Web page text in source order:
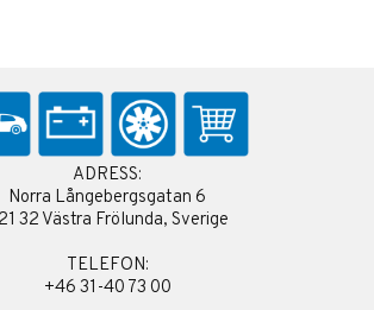
ADRESS:
Norra Långebergsgatan 6
32 Västra Frölunda, Sverige
TELEFON:
+46 31-40 73 00